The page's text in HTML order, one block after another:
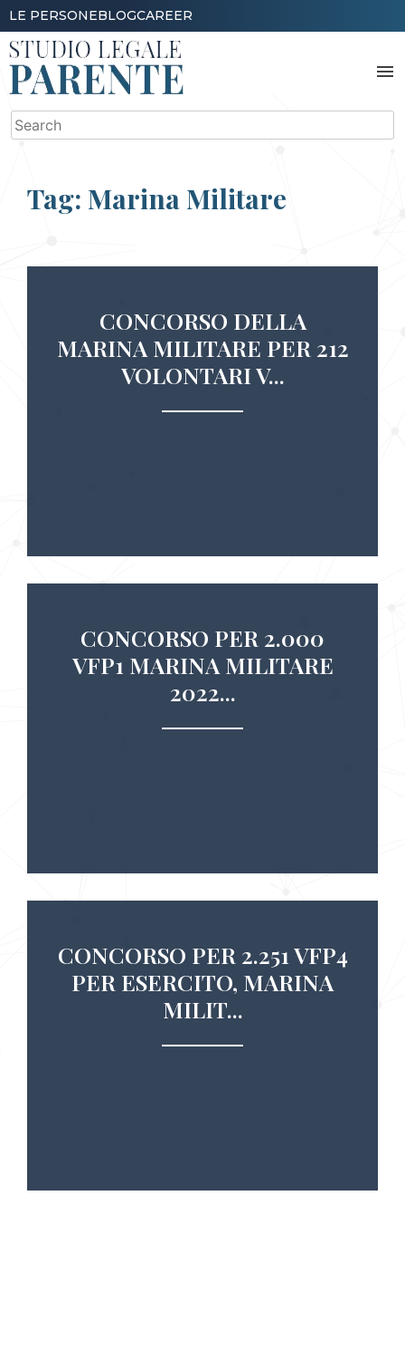
Skip
to
content
LE PERSONEBLOGCAREER
menu
Search
for:
Tag: Marina Militare
CONCORSO DELLA
MARINA MILITARE PER 212
VOLONTARI V...
CONCORSO PER 2.000
VFP1 MARINA MILITARE
2022...
CONCORSO PER 2.251 VFP4
PER ESERCITO, MARINA
MILIT...